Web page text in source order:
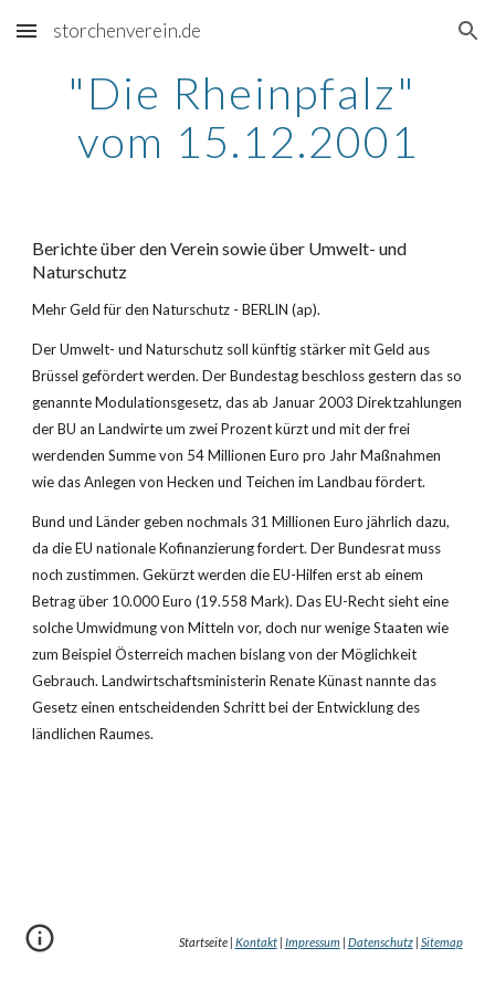
Skip to main content Skip to navigation
storchenverein.de
"Die Rheinpfalz"
vom 15.12.2001
Berichte über den Verein sowie über Umwelt- und
Naturschutz
Mehr Geld für den Naturschutz - BERLIN (ap).
Der Umwelt- und Naturschutz soll künftig stärker mit Geld aus
Brüssel gefördert werden. Der Bundestag beschloss gestern das so
genannte Modulationsgesetz, das ab Januar 2003 Direktzahlungen
der BU an Landwirte um zwei Prozent kürzt und mit der frei
werdenden Summe von 54 Millionen Euro pro Jahr Maßnahmen
wie das Anlegen von Hecken und Teichen im Landbau fördert.
Bund und Länder geben nochmals 31 Millionen Euro jährlich dazu,
da die EU nationale Kofinanzierung fordert. Der Bundesrat muss
noch zustimmen. Gekürzt werden die EU-Hilfen erst ab einem
Betrag über 10.000 Euro (19.558 Mark). Das EU-Recht sieht eine
solche Umwidmung von Mitteln vor, doch nur wenige Staaten wie
zum Beispiel Österreich machen bislang von der Möglichkeit
Gebrauch. Landwirtschaftsministerin Renate Künast nannte das
Gesetz einen entscheidenden Schritt bei der Entwicklung des
ländlichen Raumes.
Startseite | Kontakt| Impressum | Datenschutz| Sitemap